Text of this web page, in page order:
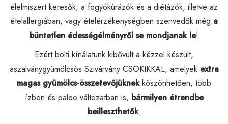
élelmiszert keresők, a fogyókúrázók és a diétázók, illetve az
ételallergiában, vagy ételérzékenységben szenvedők még a
büntetlen édességélményről se mondjanak le!
Ezért bolti kínálatunk kibővült a kézzel készült,
aszalványgyümölcsös Szivárvány CSOKIKKAL, amelyek extra
magas gyümölcs-összetevőjüknekköszönhetően, több
ízben és paleo változatban is, bármilyen étrendbe
beilleszthetők.